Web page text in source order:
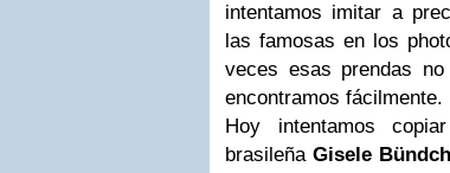
intentamos imitar a
las famosas en los
veces esas prendas
encontramos fácilmente.
Hoy intentamos
brasileñaGisele